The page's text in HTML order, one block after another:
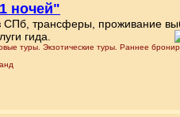
ночей"
СПб, трансферы, проживание
гида.
туры. Экзотические туры. Раннее